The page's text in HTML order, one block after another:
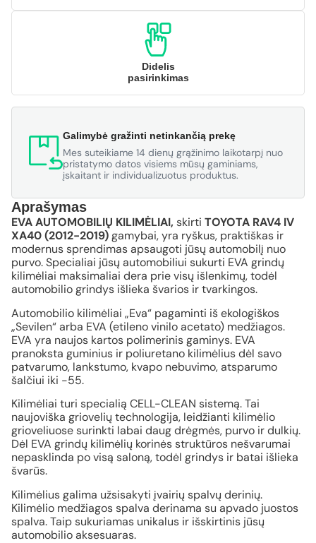
Didelis
pasirinkimas
Galimybė gražinti netinkančią prekę
Mes suteikiame 14 dienų grąžinimo laikotarpį nuo
pristatymo datos visiems mūsų gaminiams,
įskaitant ir individualizuotus produktus.
Aprašymas
EVA AUTOMOBILIŲ KILIMĖLIAI, skirti TOYOTA RAV4 IV
XA40 (2012-2019)gamybai, yra ryškus, praktiškas ir
modernus sprendimas apsaugoti jūsų automobilį nuo
purvo. Specialiai jūsų automobiliui sukurti EVA grindų
kilimėliai maksimaliai dera prie visų išlenkimų, todėl
automobilio grindys išlieka švarios ir tvarkingos.
Automobilio kilimėliai „Eva“ pagaminti iš ekologiškos
„Sevilen“ arba EVA (etileno vinilo acetato) medžiagos.
EVA yra naujos kartos polimerinis gaminys. EVA
pranoksta guminius ir poliuretano kilimėlius dėl savo
patvarumo, lankstumo, kvapo nebuvimo, atsparumo
šalčiui iki -55.
Kilimėliai turi specialią CELL-CLEAN sistemą. Tai
naujoviška griovelių technologija, leidžianti kilimėlio
grioveliuose surinkti labai daug drėgmės, purvo ir dulkių.
Dėl EVA grindų kilimėlių korinės struktūros nešvarumai
nepasklinda po visą saloną, todėl grindys ir batai išlieka
švarūs.
Kilimėlius galima užsisakyti įvairių spalvų derinių.
Kilimėlio medžiagos spalva derinama su apvado juostos
spalva. Taip sukuriamas unikalus ir išskirtinis jūsų
automobilio aksesuaras.